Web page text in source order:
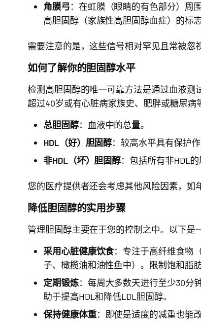
角膜弓：在虹膜（眼睛的有色部分）周
高胆固醇（家族性高胆固醇血症）的标志
需要注意的是，这些信号相对罕见且常被忽
如何了解你的胆固醇水平
检测高胆固醇的唯一可靠方法是通过血液测
超过40岁或有心脏病家族史、肥胖或糖尿病
总胆固醇：血液中的总量。
HDL（好）胆固醇：较高水平具有保护作
非HDL（坏）胆固醇：包括所有非HDL的
您的医疗提供者还会考虑其他风险因素，如
降低胆固醇的实用步骤
管理胆固醇主要在于您的控制之中。以下是
采用心脏健康饮食：专注于高纤维食物
子、橄榄油和油性鱼中）。限制饱和脂
定期锻炼：每周大多数天进行至少30分
助于提高HDL和降低LDL胆固醇。
保持健康体重：即使是适度的减重也能